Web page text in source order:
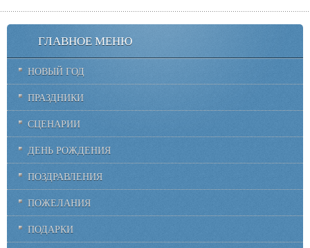
ГЛАВНОЕ МЕНЮ
НОВЫЙ ГОД
ПРАЗДНИКИ
СЦЕНАРИИ
ДЕНЬ РОЖДЕНИЯ
ПОЗДРАВЛЕНИЯ
ПОЖЕЛАНИЯ
ПОДАРКИ